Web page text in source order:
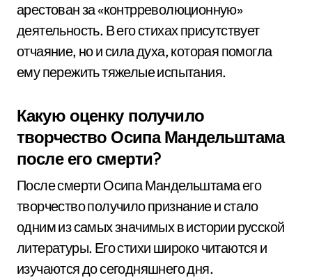
арестован за «контрреволюционную»
деятельность. В его стихах присутствует
отчаяние, но и сила духа, которая помогла
ему пережить тяжелые испытания.
Какую оценку получило
творчество Осипа Мандельштама
после его смерти?
После смерти Осипа Мандельштама его
творчество получило признание и стало
одним из самых значимых в истории русской
литературы. Его стихи широко читаются и
изучаются до сегодняшнего дня.